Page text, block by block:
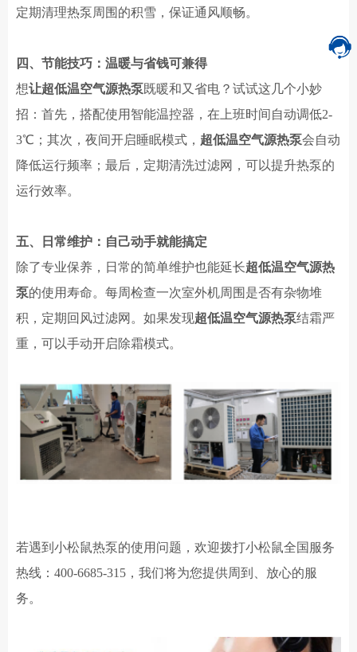
定期清理热泵周围的积雪，保证通风顺畅。
四、节能技巧：温暖与省钱可兼得
想让超低温空气源热泵既暖和又省电？试试这几个小妙
招：首先，搭配使用智能温控器，在上班时间自动调低2-
3℃；其次，夜间开启睡眠模式， 超低温空气源热泵会自动
降低运行频率；最后，定期清洗过滤网， 可以提升热泵的
运行效率。
五、日常维护：自己动手就能搞定
除了专业保养，日常的简单维护也能延长超低温空气源热
泵的使用寿命。每周检查一次室外机周围是否有杂物堆
积， 定期 回风过滤网。如果发现超低温空气源热泵结霜严
重，可以手动开启除霜模式。
若遇到小松鼠热泵的使用问题，欢迎拨打小松鼠全国服务
热线： 400-6685-315，我们将为您提供周到、放心的服
务。